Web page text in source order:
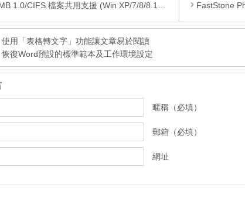
1.0/CIFS 檔案共用支援 (Win XP/7/8/8.1/10)
FastStone Photo
使用「表格轉文字」功能讓文章易於閱讀
恢復Word預設的標準範本及工作環境設定
暱稱（必填）
郵箱（必填）
網址